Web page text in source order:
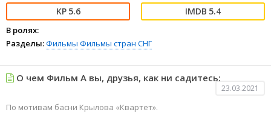
5.6 5.4
В ролях:
Разделы:Фильмы Фильмы стран СНГ
О чем Фильм А вы, друзья, как ни садитесь:
23.03.2021
По мотивам басни Крылова «Квартет».